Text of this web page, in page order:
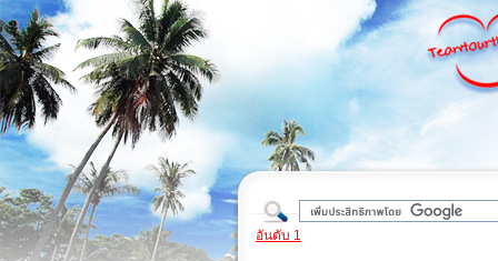
ต้
อันดับ 1